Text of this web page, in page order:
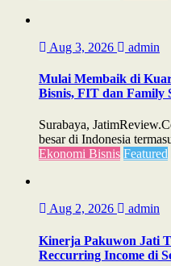
Aug 3, 2026 admin
Mulai Membaik di
Bisnis, FIT dan Family
Surabaya,
besar di Indonesia
Ekonomi Bisnis Featured
Aug 2, 2026 admin
Kinerja Pakuwon Jati
Reccurring Income di